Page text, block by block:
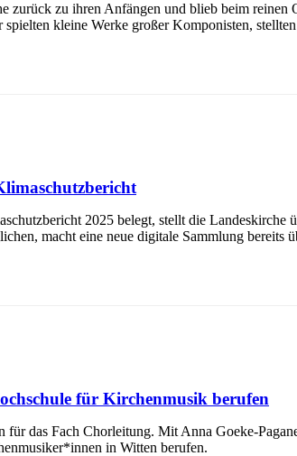
zu ihren Anfängen und blieb beim reinen
kleine Werke großer Komponisten,
2025 belegt, stellt die Landeskirche
macht eine neue digitale Sammlung bereits
für Kirchenmusik berufen
das Fach Chorleitung. Mit Anna Goeke-
in Witten berufen.